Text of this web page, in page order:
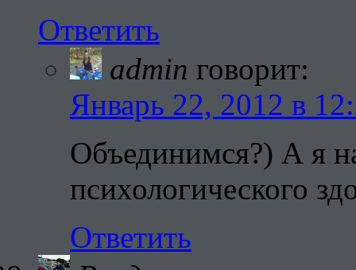
Ответить
admin говорит:
Январь 22, 2012 в
Объединимся?) А я
психологического
Ответить